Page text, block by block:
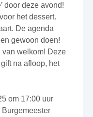
door deze avond!
het dessert.
De agenda
gewoon doen!
van welkom! Deze
na afloop, het
om 17:00 uur
Burgemeester